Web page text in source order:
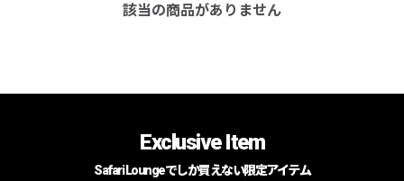
該当の商品がありません
Exclusive Item
Safari Loungeでしか買えない限定アイテム